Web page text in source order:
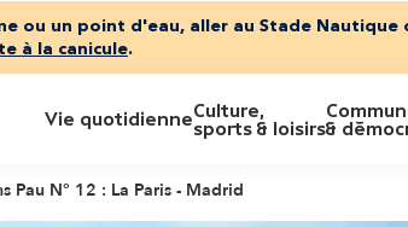
ou un point d'eau, aller au Stade
à la canicule.
M
e
Vie quotidienneCulture,
sports & loisirs&
Pau N° 12 : La Paris - Madrid